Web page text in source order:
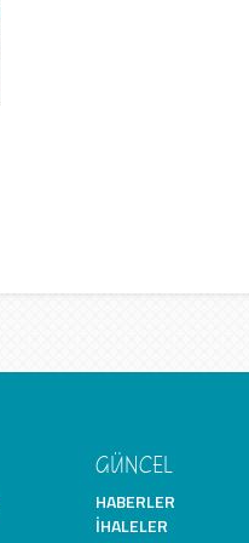
GÜNCEL
HABERLER
İHALELER